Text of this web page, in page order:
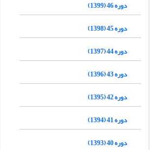
دوره 46 (1399)
دوره 45 (1398)
دوره 44 (1397)
دوره 43 (1396)
دوره 42 (1395)
دوره 41 (1394)
دوره 40 (1393)